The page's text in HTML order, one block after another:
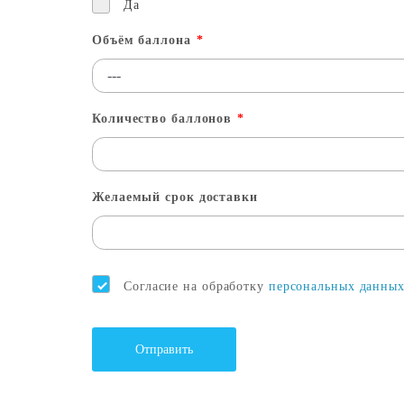
Да
Объём баллона *
Количество баллонов *
Желаемый срок доставки
Согласие на обработку персональных данных
Отправить